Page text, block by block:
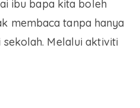
ibu bapa kita boleh
membaca tanpa hanya
Melalui aktiviti